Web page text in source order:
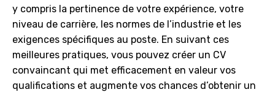
y compris la pertinence de votre expérience, votre
niveau de carrière, les normes de l’industrie et les
exigences spécifiques au poste. En suivant ces
meilleures pratiques, vous pouvez créer un CV
convaincant qui met efficacement en valeur vos
qualifications et augmente vos chances d’obtenir un